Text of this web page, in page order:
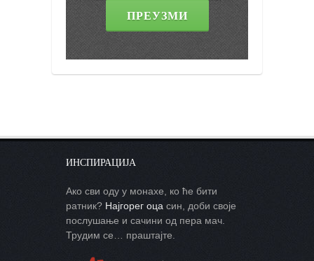
ИНСПИРАЦИЈА
Ако сви оду у монахе, ко ће бити
ратник? Најгорег оца син, доби своје
послушање и сачини од пера мач.
Трудим се… праштајте.